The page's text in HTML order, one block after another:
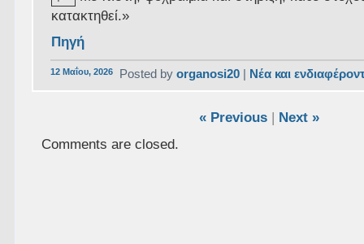
κατακτηθεί.»
Πηγή
12 Μαΐου, 2026 Posted byorganosi20 | Νέα και
« Previous| Next »
Comments are closed.